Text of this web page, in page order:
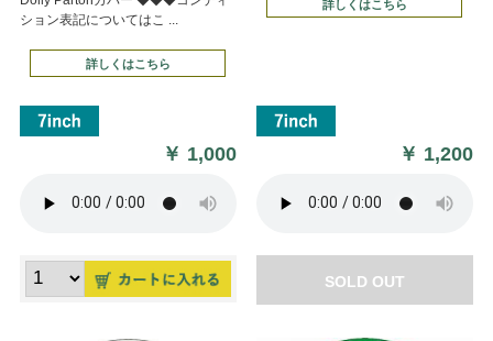
ション表記についてはこ ...
詳しくはこちら
￥ 1,000
詳しくはこちら
￥ 1,200
SOLD OUT